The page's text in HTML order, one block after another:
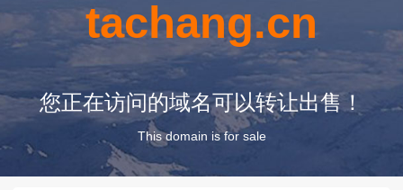
tachang.cn
您正在访问的域名可以转让出售！
This domain is for sale